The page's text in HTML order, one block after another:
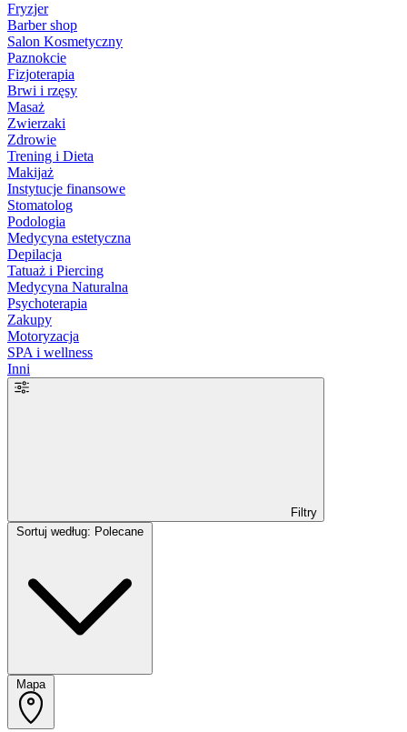
Fryzjer
Barber shop
Salon Kosmetyczny
Paznokcie
Fizjoterapia
Brwi i rzęsy
Masaż
Zwierzaki
Zdrowie
Trening i Dieta
Makijaż
Instytucje finansowe
Stomatolog
Podologia
Medycyna estetyczna
Depilacja
Tatuaż i Piercing
Medycyna Naturalna
Psychoterapia
Zakupy
Motoryzacja
SPA i wellness
Inni
Filtry
Mapa